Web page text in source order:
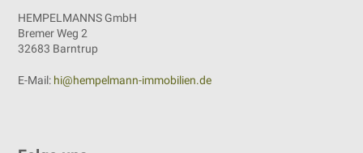
HEMPELMANNS GmbH
Bremer Weg 2
32683 Barntrup
E-Mail: hi@hempelmann-immobilien.de